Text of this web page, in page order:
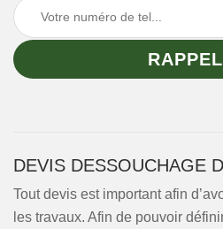
DEVIS DESSOUCHAGE
Tout devis est important afin
les travaux. Afin de pouvoir